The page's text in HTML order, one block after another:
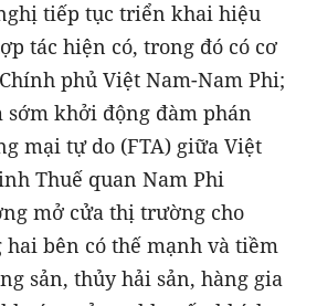
tiếp tục triển khai hiệu
tác hiện có, trong đó có cơ
phủ Việt Nam-Nam Phi;
sớm khởi động đàm phán
mại tự do (FTA) giữa Việt
Thuế quan Nam Phi
mở cửa thị trường cho
bên có thế mạnh và tiềm
sản, thủy hải sản, hàng gia